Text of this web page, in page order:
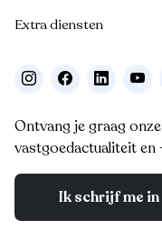
Extra diensten
Ontvang je graag
vastgoedactualiteit en
Ik schrijf me in